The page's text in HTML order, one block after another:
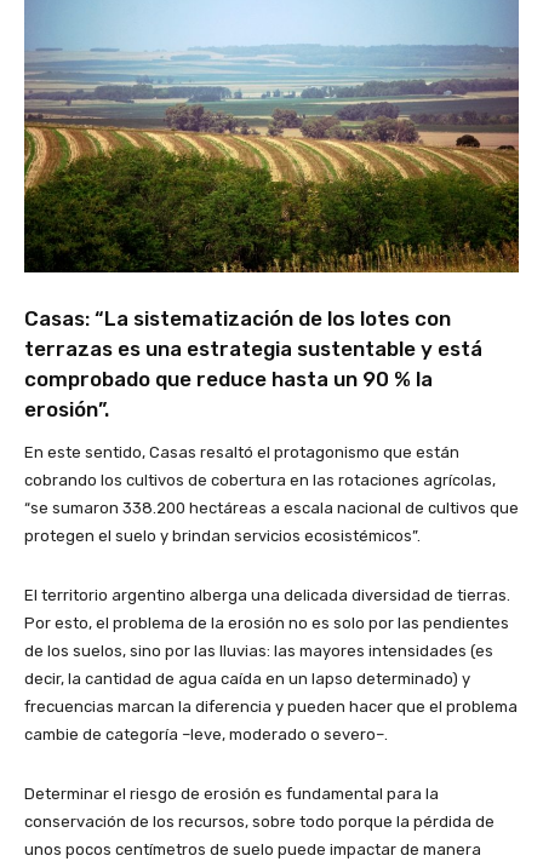
Casas: “La sistematización de los lotes con
terrazas es una estrategia sustentable y está
comprobado que reduce hasta un 90 % la
erosión”.
En este sentido, Casas resaltó el protagonismo que están
cobrando los cultivos de cobertura en las rotaciones agrícolas,
“se sumaron 338.200 hectáreas a escala nacional de cultivos que
protegen el suelo y brindan servicios ecosistémicos”.
El territorio argentino alberga una delicada diversidad de tierras.
Por esto, el problema de la erosión no es solo por las pendientes
de los suelos, sino por las lluvias: las mayores intensidades (es
decir, la cantidad de agua caída en un lapso determinado) y
frecuencias marcan la diferencia y pueden hacer que el problema
cambie de categoría –leve, moderado o severo–.
Determinar el riesgo de erosión es fundamental para la
conservación de los recursos, sobre todo porque la pérdida de
unos pocos centímetros de suelo puede impactar de manera